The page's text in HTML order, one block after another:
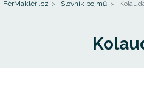
FérMakléři.cz Slovník pojmů